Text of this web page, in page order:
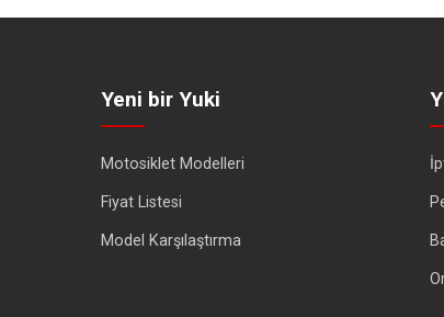
Yeni bir Yuki
Motosiklet Modelleri
Fiyat Listesi
Model Karşılaştırma